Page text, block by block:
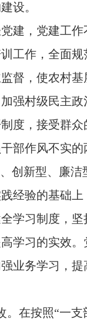
设。
建，党建工
工作，全面
督，使农村
强村级民主
度，接受群众
部作风不实
创新型、廉洁
经验的基础
学习制度，
学习的实效
业务学习，
。在按照“一支